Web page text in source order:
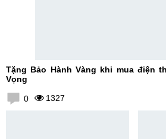
Tặng Bảo Hành Vàng khi mua điện
Vọng
0 1327